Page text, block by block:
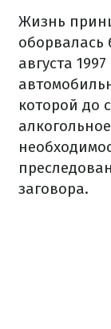
Жизнь
оборвалась
августа
которой до
заговора.